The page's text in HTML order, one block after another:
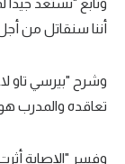
وتابع "نستعد جيدا
أننا سنقاتل من
وشرح "بيرسي تاو
تعاقده والمدرب
وفسر "الإصابة